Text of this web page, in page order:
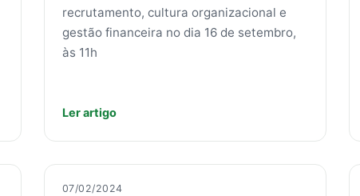
recrutamento, cultura organizacional e
gestão financeira no dia 16 de setembro,
às 11h
Ler artigo
07/02/2024